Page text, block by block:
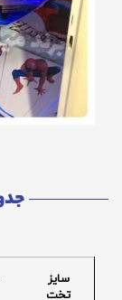
سایز
تخت